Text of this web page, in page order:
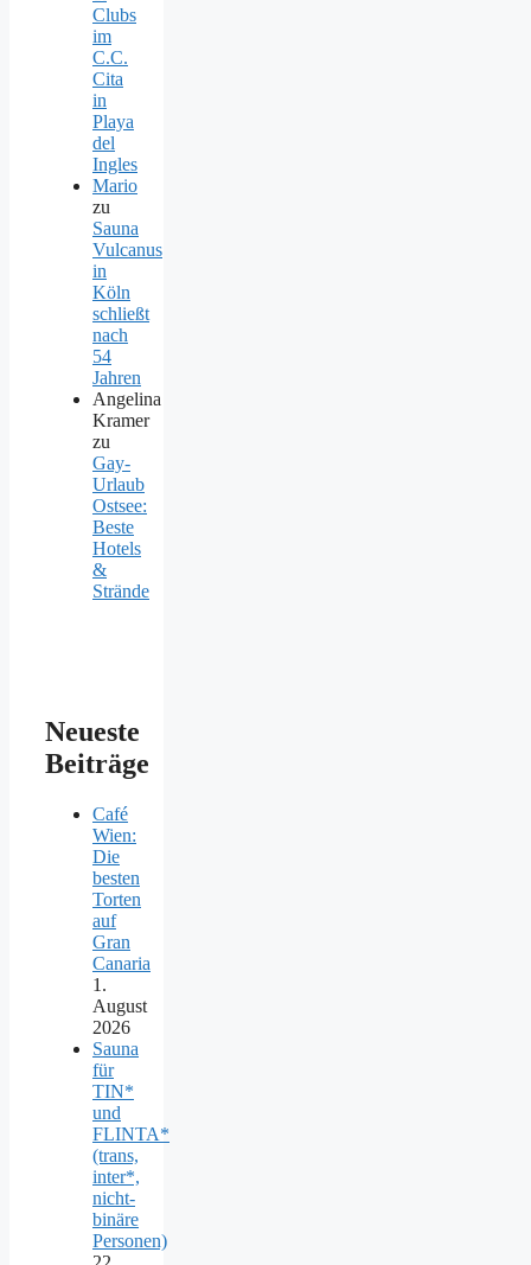
Clubs
im
C.C.
Cita
in
Playa
del
Ingles
Mario
zu
Sauna
Vulcanus
in
Köln
schließt
nach
54
Jahren
Angelina
Kramer
zu
Gay-
Urlaub
Ostsee:
Beste
Hotels
&
Strände
Neueste
Beiträge
Café
Wien:
Die
besten
Torten
auf
Gran
Canaria
1.
August
2026
Sauna
für
TIN*
und
FLINTA*
(trans,
inter*,
nicht-
binäre
Personen)